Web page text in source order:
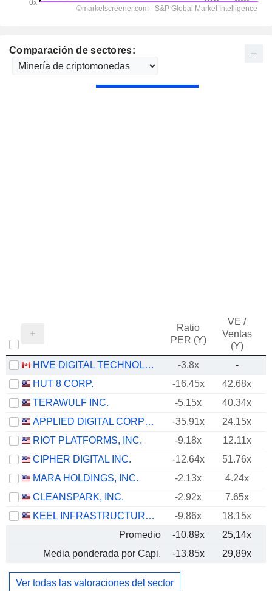
Comparación de sectores:
Ratio
PER (Y)
VE /
Ventas
(Y)
HIVE DIGITAL TECHNOLOGIES LTD. -3.8x
-
HUT 8 CORP.
-16.45x 42.68x
TERAWULF INC.
-5.15x 40.34x
APPLIED DIGITAL CORPORATION
-35.91x 24.15x
RIOT PLATFORMS, INC.
-9.18x 12.11x
CIPHER DIGITAL INC.
-12.64x 51.76x
MARA HOLDINGS, INC.
-2.13x
4.24x
CLEANSPARK, INC.
-2.92x
7.65x
KEEL INFRASTRUCTURE CORP.
-9.86x 18.15x
Promedio
-10,89x 25,14x
Media ponderada por Capi.
-13,85x 29,89x
Ver todas las valoraciones del sector